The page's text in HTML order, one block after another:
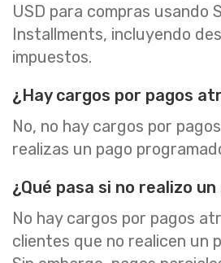
USD para compras usando
Installments, incluyendo
impuestos.
¿Hay cargos por pagos
No, no hay cargos por
realizas un pago
¿Qué pasa si no realizo
No hay cargos por pagos
clientes que no realicen un